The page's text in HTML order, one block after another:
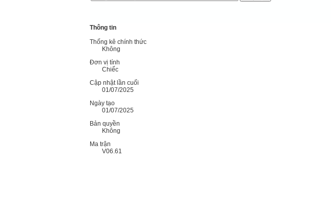
Thông tin
Thống kê chính thức
Không
Đơn vị tính
Chiếc
Cập nhật lần cuối
01/07/2025
Ngày tạo
01/07/2025
Bản quyền
Không
Ma trận
V06.61